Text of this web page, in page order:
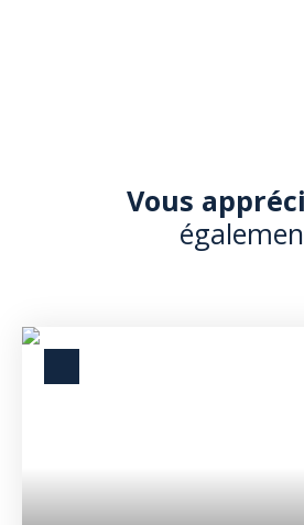
Vous